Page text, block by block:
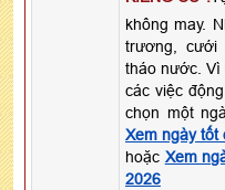
không may.
trương, cưới
tháo nước. Vì
các việc động
chọn một
Xem ngày tốt
hoặc Xem
2026